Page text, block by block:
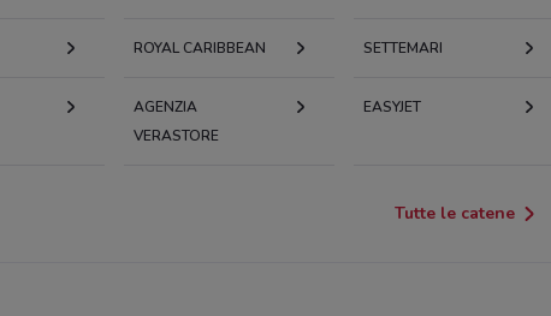
ROYAL CARIBBEAN SETTEMARI
AGENZIA
VERASTORE
EASYJET
Tutte le catene